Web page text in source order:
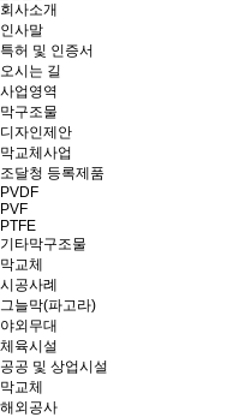
회사소개
인사말
특허 및 인증서
오시는 길
사업영역
막구조물
디자인제안
막교체사업
조달청 등록제품
PVDF
PVF
PTFE
기타막구조물
막교체
시공사례
그늘막(파고라)
야외무대
체육시설
공공 및 상업시설
막교체
해외공사